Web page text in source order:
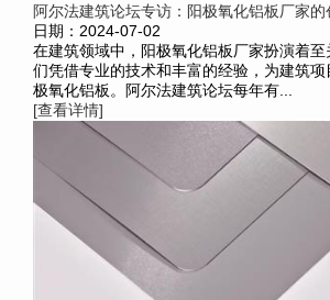
阿尔法建筑论坛专访：阳极氧化铝板厂家的
日期：2024-07-02
在建筑领域中，阳极氧化铝板厂家扮演着
们凭借专业的技术和丰富的经验，为建筑
极氧化铝板。阿尔法建筑论坛每年有...
[查看详情]